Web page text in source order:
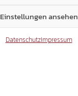
Einstellungen ansehen
DatenschutzImpressum